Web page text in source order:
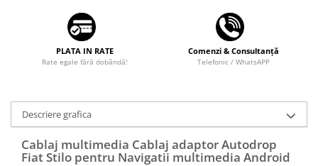
PLATA IN RATE
Rate egale fără dobândă!
Comenzi & Consultanță
Telefonic / WhatsAPP
Descriere grafica
Cablaj multimedia Cablaj adaptor Autodrop
Fiat Stilo pentru Navigatii multimedia Android